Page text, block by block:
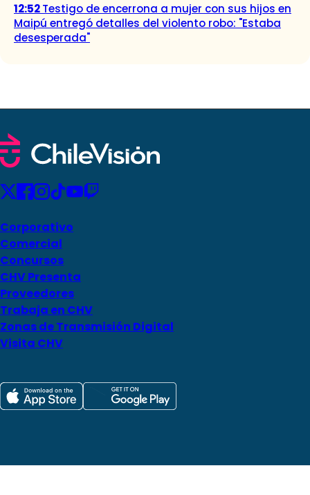
12:52Testigo de encerrona a mujer con sus hijos en
Maipú entregó detalles del violento robo: "Estaba
desesperada"
Corporativo
Comercial
Concursos
CHV Presenta
Proveedores
Trabaja en CHV
Zonas de Transmisión Digital
Visita CHV